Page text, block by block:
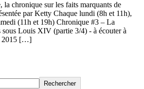
la chronique sur les faits marquants de
par Ketty Chaque lundi (8h et 11h),
(11h et 19h) Chronique #3 – La
sous Louis XIV (partie 3/4) - à écouter à
2015 […]
Rechercher